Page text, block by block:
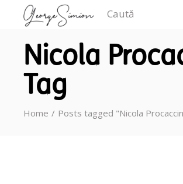
Nicola
Tag
Home Posts tagged "Nicola